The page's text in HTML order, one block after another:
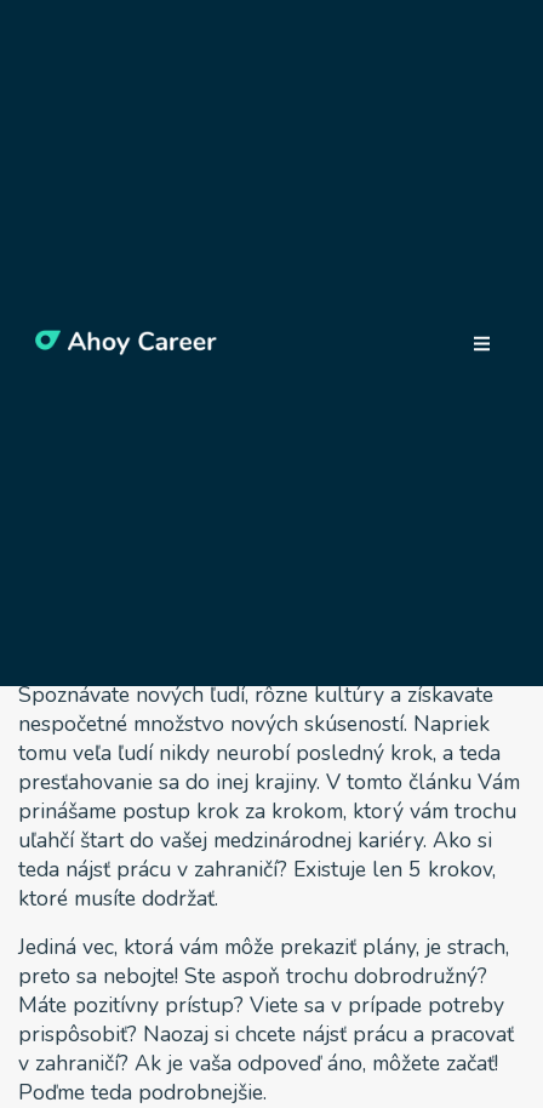
Spoznávate nových ľudí, rôzne kultúry a získavate
nespočetné množstvo nových skúseností. Napriek
tomu veľa ľudí nikdy neurobí posledný krok, a teda
presťahovanie sa do inej krajiny. V tomto článku Vám
prinášame postup krok za krokom, ktorý vám trochu
uľahčí štart do vašej medzinárodnej kariéry. Ako si
teda nájsť prácu v zahraničí? Existuje len 5 krokov,
ktoré musíte dodržať.
Jediná vec, ktorá vám môže prekaziť plány, je strach,
preto sa nebojte! Ste aspoň trochu dobrodružný?
Máte pozitívny prístup? Viete sa v prípade potreby
prispôsobiť? Naozaj si chcete nájsť prácu a pracovať
v zahraničí? Ak je vaša odpoveď áno, môžete začať!
Poďme teda podrobnejšie.